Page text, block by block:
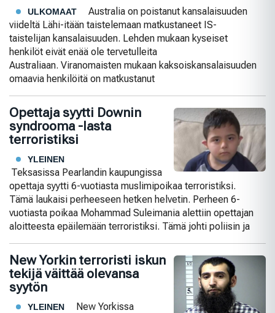
ULKOMAAT
Australia on poistanut kansalaisuuden
viideltä Lähi-itään taistelemaan matkustaneet IS-
taistelijan kansalaisuuden. Lehden mukaan kyseiset
henkilöt eivät enää ole tervetulleita
Australiaan. Viranomaisten mukaan kaksoiskansalaisuuden
omaavia henkilöitä on matkustanut
Opettaja syytti Downin
syndrooma -lasta
terroristiksi
YLEINEN
Teksasissa Pearlandin kaupungissa
opettaja syytti 6-vuotiasta muslimipoikaa terroristiksi.
Tämä laukaisi perheeseen hetken helvetin. Perheen 6-
vuotiasta poikaa Mohammad Suleimania alettiin opettajan
aloitteesta epäilemään terroristiksi. Tämä johti poliisin ja
New Yorkin terroristi iskun
tekijä väittää olevansa
syytön
YLEINEN
New Yorkissa